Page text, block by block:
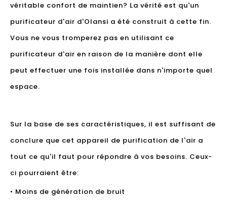
véritable confort de maintien? La vérité est qu'un
purificateur d'air d'Olansi a été construit à cette fin.
Vous ne vous tromperez pas en utilisant ce
purificateur d'air en raison de la manière dont elle
peut effectuer une fois installée dans n'importe quel
espace.
Sur la base de ses caractéristiques, il est suffisant de
conclure que cet appareil de purification de l'air a
tout ce qu'il faut pour répondre à vos besoins. Ceux-
ci pourraient être:
• Moins de génération de bruit